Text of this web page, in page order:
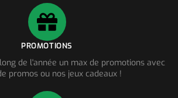
PROMOTIONS
de l'année un max de promotions avec
promos ou nos jeux cadeaux !